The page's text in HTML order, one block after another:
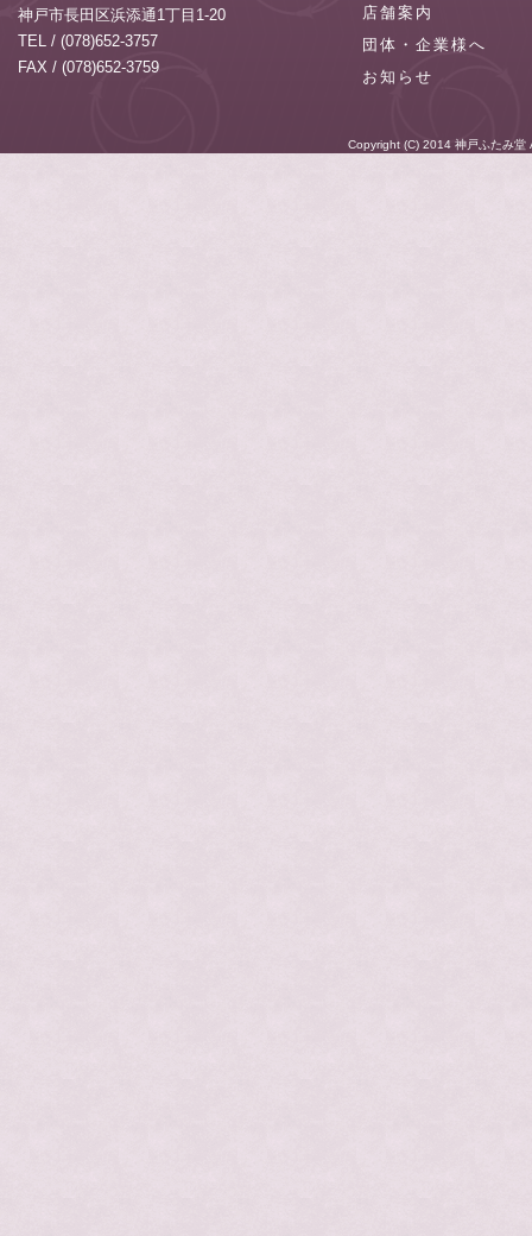
神戸市長田区浜添通1丁目1-20
TEL / (078)652-3757
FAX / (078)652-3759
店舗案内
団体・企業様へ
お知らせ
Copyright (C) 2014神戸ふたみ堂